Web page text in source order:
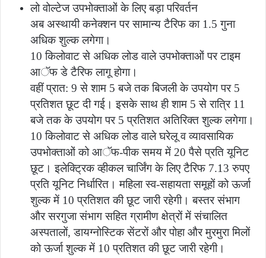
लो वोल्टेज उपभोक्ताओं के लिए बड़ा परिवर्तन
अब अस्थायी कनेक्शन पर सामान्य टैरिफ का 1.5 गुना
अधिक शुल्क लगेगा।
10 किलोवाट से अधिक लोड वाले उपभोक्ताओं पर टाइम
आॅफ डे टैरिफ लागू होगा।
वहीं प्रात: 9 से शाम 5 बजे तक बिजली के उपयोग पर 5
प्रतिशत छूट दी गई। इसके साथ ही शाम 5 से रात्रि 11
बजे तक के उपयोग पर 5 प्रतिशत अतिरिक्त शुल्क लगेगा।
10 किलोवाट से अधिक लोड वाले घरेलू व व्यावसायिक
उपभोक्ताओं को आॅफ-पीक समय में 20 पैसे प्रति यूनिट
छूट। इलेक्ट्रिक व्हीकल चार्जिंग के लिए टैरिफ 7.13 रुपए
प्रति यूनिट निर्धारित। महिला स्व-सहायता समूहों को ऊर्जा
शुल्क में 10 प्रतिशत की छूट जारी रहेगी। बस्तर संभाग
और सरगुजा संभाग सहित ग्रामीण क्षेत्रों में संचालित
अस्पतालों, डायग्नोस्टिक सेंटरों और पोहा और मुरमुरा मिलों
को ऊर्जा शुल्क में 10 प्रतिशत की छूट जारी रहेगी।